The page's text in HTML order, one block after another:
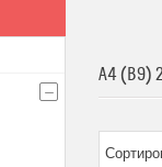
A4 (B9)